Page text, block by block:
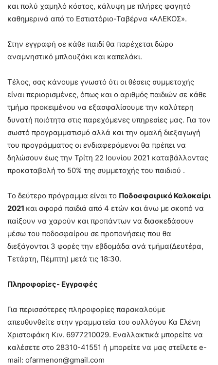
και πολύ χαμηλό κόστος, κάλυψη με πλήρες φαγητό
καθημερινά από το Εστιατόριο-Ταβέρνα «ΑΛΕΚΟΣ».
Στην εγγραφή σε κάθε παιδί θα παρέχεται δώρο
αναμνηστικό μπλουζάκι και καπελάκι.
Tέλος, σας κάνουμε γνωστό ότι οι θέσεις συμμετοχής
είναι περιορισμένες, όπως και ο αριθμός παιδιών σε κάθε
τμήμα προκειμένου να εξασφαλίσουμε την καλύτερη
δυνατή ποιότητα στις παρεχόμενες υπηρεσίες μας. Για τον
σωστό προγραμματισμό αλλά και την ομαλή διεξαγωγή
του προγράμματος οι ενδιαφερόμενοι θα πρέπει να
δηλώσουν έως την Τρίτη 22 Ιουνίου 2021 καταβάλλοντας
προκαταβολή το 50% της συμμετοχής του παιδιού .
Το δεύτερο πρόγραμμα είναι το Ποδοσφαιρικό Καλοκαίρι
2021 και αφορά παιδιά από 4 ετών και άνω με σκοπό να
παίξουν να χαρούν και προπάντων να διασκεδάσουν
μέσω του ποδοσφαίρου σε προπονήσεις που θα
διεξάγονται 3 φορές την εβδομάδα ανά τμήμα(Δευτέρα,
Τετάρτη, Πέμπτη) μετά τις 18:30.
Πληροφορίες- Εγγραφές
Για περισσότερες πληροφορίες παρακαλούμε
απευθυνθείτε στην γραμματεία του συλλόγου Κα Ελένη
Χριστοφάκη Κιν. 6977210029. Εναλλακτικά μπορείτε να
καλέσετε στο 28310-41551 ή μπορείτε να μας στείλετε e-
mail: ofarmenon@gmail.com